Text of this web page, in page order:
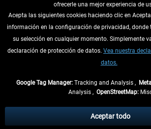
DESISTIR DEL CONTRATO
INFORMACIÓN
tasas de recepción si no se describe lo
** De aplicación a envíos dentro de Alemania. Los
ofrecerle una mejor experiencia de
Acepta las siguientes cookies haciendo clic en
información en la configuración de privacidad,
su selección en cualquier momento. Simplemente
declaración de protección de datos. Vea nuestra
datos.
Google Tag Manager: Tracking and Analysis ,
Analysis , OpenStreetMap:
Aceptar todo